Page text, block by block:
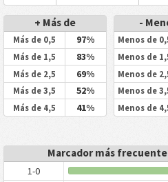
+ Más de
Más de 0,5 97%
Más de 1,5 83%
Más de 2,5 69%
Más de 3,5 52%
Más de 4,5 41%
-
Menos de
Menos de
Menos de
Menos de
Menos de
Marcador más
1-0